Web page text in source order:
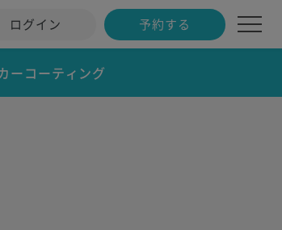
ログイン 予約する
ーコーティング